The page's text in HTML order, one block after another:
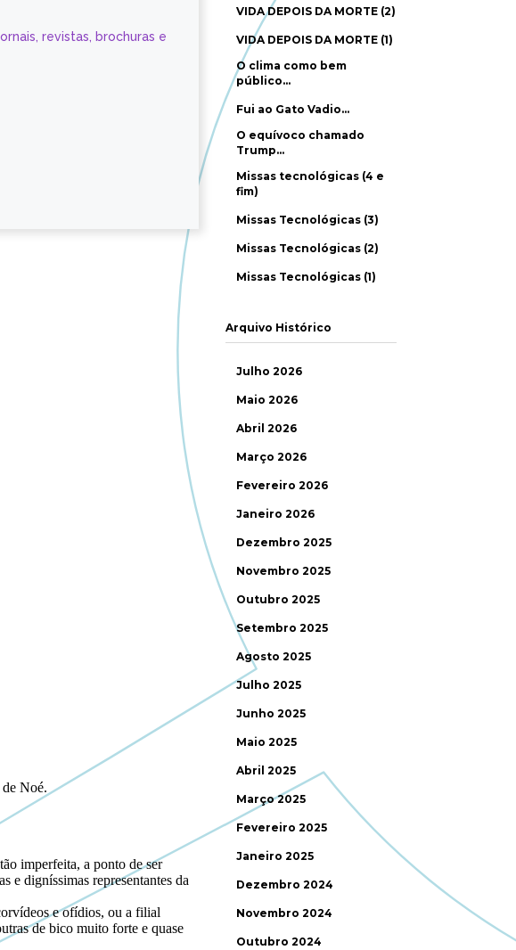
revistas, brochuras e
VIDA DEPOIS DA MORTE (2)
VIDA DEPOIS DA MORTE (1)
O clima como bem
público…
Fui ao Gato Vadio…
O equívoco chamado
Trump…
Missas tecnológicas (4 e
fim)
Missas Tecnológicas (3)
Missas Tecnológicas (2)
Missas Tecnológicas (1)
Arquivo Histórico
Julho 2026
Maio 2026
Abril 2026
Março 2026
Fevereiro 2026
Janeiro 2026
Dezembro 2025
Novembro 2025
Outubro 2025
Setembro 2025
Agosto 2025
Julho 2025
Junho 2025
Maio 2025
Abril 2025
Março 2025
Fevereiro 2025
Janeiro 2025
Dezembro 2024
Novembro 2024
Outubro 2024